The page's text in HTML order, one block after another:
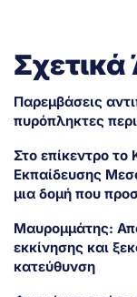
Παρεμβάσεις
πυρόπληκτες
Στο επίκεντρο το
Εκπαίδευσης
μια δομή που
Μαυρομμάτης:
εκκίνησης και
κατεύθυνση